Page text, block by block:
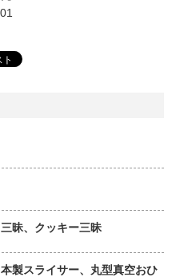
昧、クッキー三昧
製スライサー、丸型真空おひ